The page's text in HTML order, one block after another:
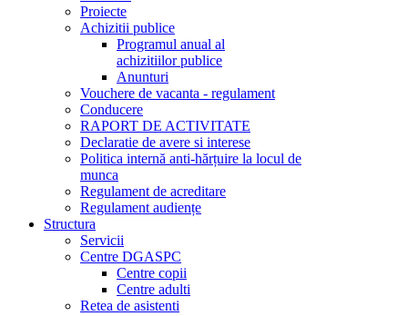
Proiecte
Achizitii publice
Programul anual al
achizitiilor publice
Anunturi
Vouchere de vacanta - regulament
Conducere
RAPORT DE ACTIVITATE
Declaratie de avere si interese
Politica internă anti-hărțuire la locul de
munca
Regulament de acreditare
Regulament audiențe
Structura
Servicii
Centre DGASPC
Centre copii
Centre adulti
Retea de asistenti